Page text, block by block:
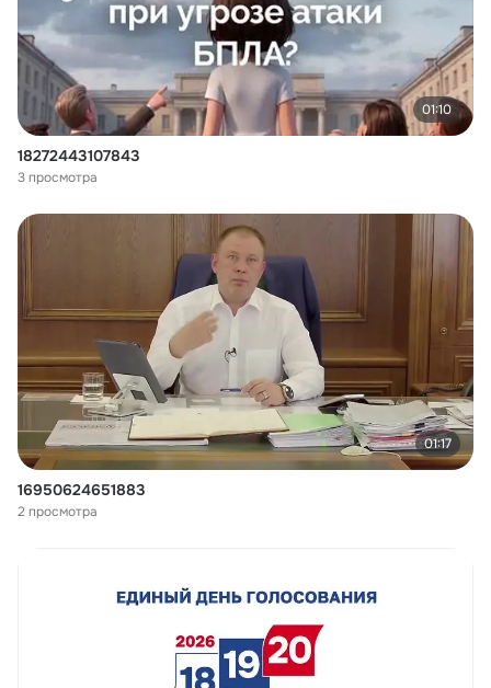
01:10
18272443107843
3 просмотра
01:17
16950624651883
2 просмотра